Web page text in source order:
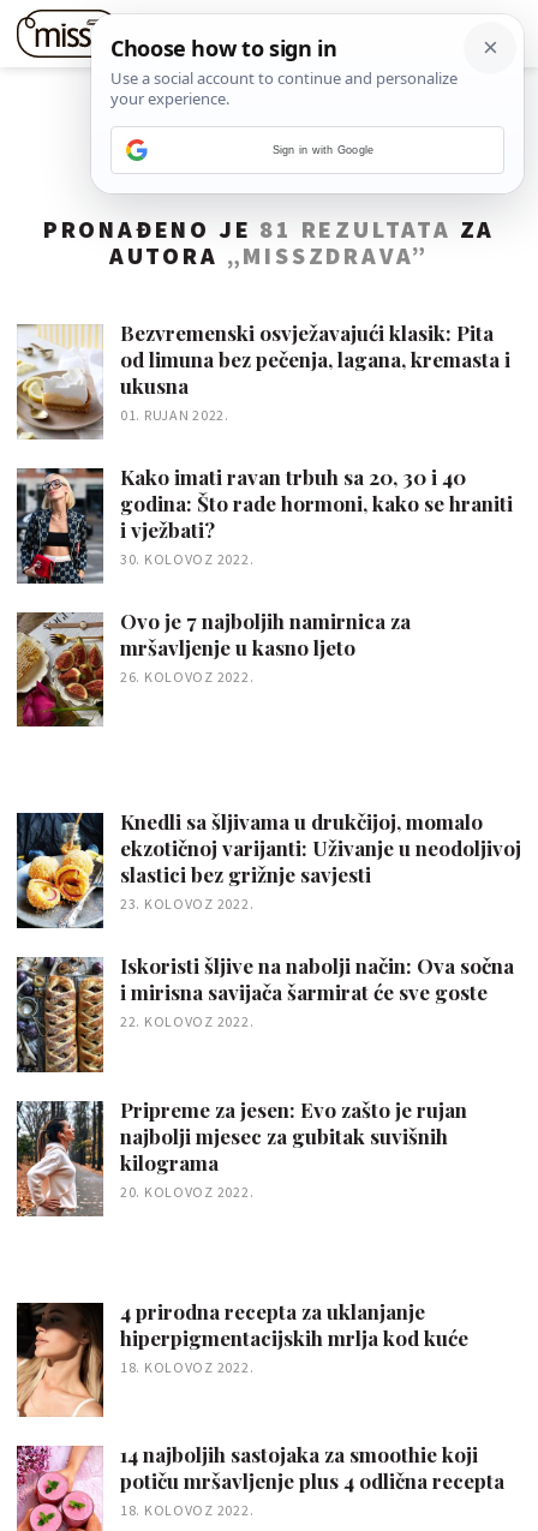
PRONAĐENO JE 81 REZULTATA ZA
AUTORA „MISSZDRAVA”
Bezvremenski osvježavajući klasik: Pita
od limuna bez pečenja, lagana, kremasta i
ukusna
01. RUJAN 2022.
Kako imati ravan trbuh sa 20, 30 i 40
godina: Što rade hormoni, kako se hraniti
i vježbati?
30. KOLOVOZ 2022.
Ovo je 7 najboljih namirnica za
mršavljenje u kasno ljeto
26. KOLOVOZ 2022.
Knedli sa šljivama u drukčijoj, momalo
ekzotičnoj varijanti: Uživanje u neodoljivoj
slastici bez grižnje savjesti
23. KOLOVOZ 2022.
Iskoristi šljive na nabolji način: Ova sočna
i mirisna savijača šarmirat će sve goste
22. KOLOVOZ 2022.
Pripreme za jesen: Evo zašto je rujan
najbolji mjesec za gubitak suvišnih
kilograma
20. KOLOVOZ 2022.
4 prirodna recepta za uklanjanje
hiperpigmentacijskih mrlja kod kuće
18. KOLOVOZ 2022.
14 najboljih sastojaka za smoothie koji
potiču mršavljenje plus 4 odlična recepta
18. KOLOVOZ 2022.
Sign in with Google